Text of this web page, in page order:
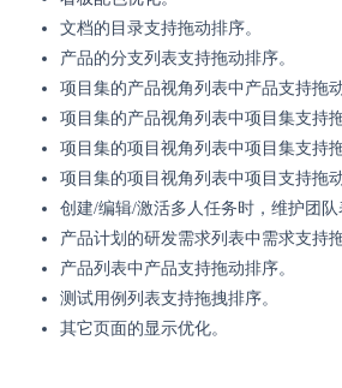
文档的目录支持拖动排序。
产品的分支列表支持拖动排序。
项目集的产品视角列表中产品支持拖动
项目集的产品视角列表中项目集支持
项目集的项目视角列表中项目集支持
项目集的项目视角列表中项目支持拖动
创建/编辑/激活多人任务时，维护团队
产品计划的研发需求列表中需求支持
产品列表中产品支持拖动排序。
测试用例列表支持拖拽排序。
其它页面的显示优化。